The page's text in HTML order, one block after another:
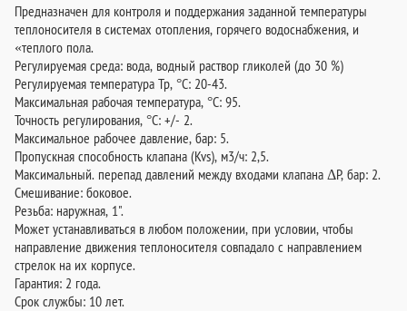
Предназначен для контроля и поддержания заданной температуры
теплоносителя в системах отопления, горячего водоснабжения, и
«теплого пола.
Регулируемая среда: вода, водный раствор гликолей (до 30 %)
Регулируемая температура Тр, °С: 20-43.
Максимальная рабочая температура, °С: 95.
Точность регулирования, °С: +/- 2.
Максимальное рабочее давление, бар: 5.
Пропускная способность клапана (Kvs), м3/ч: 2,5.
Макcимальный. перепад давлений между входами клапана ΔР, бар: 2.
Смешивание: боковое.
Резьба: наружная, 1".
Может устанавливаться в любом положении, при условии, чтобы
направление движения теплоносителя совпадало с направлением
стрелок на их корпусе.
Гарантия: 2 года.
Срок службы: 10 лет.